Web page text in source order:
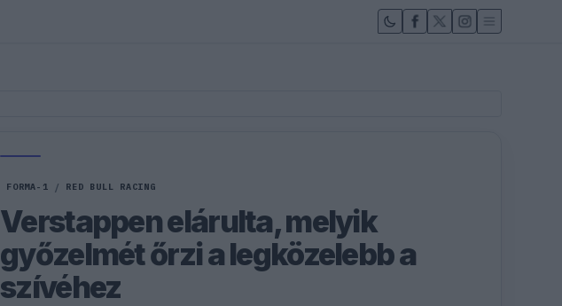
FORMA-1 / RED BULL RACING
Verstappen elárulta, melyik
győzelmét őrzi a legközelebb a
szívéhez